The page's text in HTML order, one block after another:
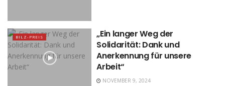
BILZ-PREIS
„Ein langer Weg der
Solidarität: Dank und
Anerkennung für unsere
Arbeit“
NOVEMBER 9, 2024